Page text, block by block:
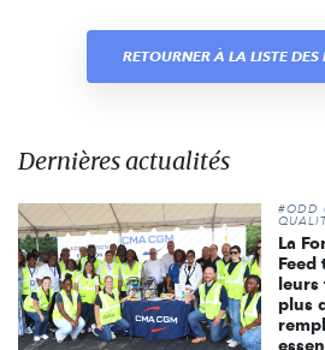
RETOURNER À LA LISTE DES
Dernières actualités
#ODD
La
Feed
leurs
plus